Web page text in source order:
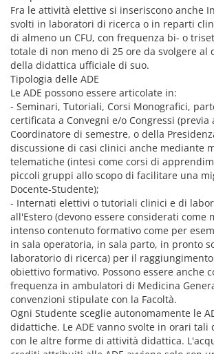
Fra le attività elettive si inseriscono anche
svolti in laboratori di ricerca o in reparti
di almeno un CFU, con frequenza bi- o
totale di non meno di 25 ore da svolgere
della didattica ufficiale di suo.
Tipologia delle ADE
Le ADE possono essere articolate in:
- Seminari, Tutoriali, Corsi Monografici,
certificata a Convegni e/o Congressi
Coordinatore di semestre, o della
discussione di casi clinici anche mediante
telematiche (intesi come corsi di
piccoli gruppi allo scopo di facilitare una
Docente-Studente);
- Internati elettivi o tutoriali clinici e di
all'Estero (devono essere considerati come
intenso contenuto formativo come per
in sala operatoria, in sala parto, in pronto
laboratorio di ricerca) per il
obiettivo formativo. Possono essere anche
frequenza in ambulatori di Medicina
convenzioni stipulate con la Facoltà.
Ogni Studente sceglie autonomamente le
didattiche. Le ADE vanno svolte in orari
con le altre forme di attività didattica.